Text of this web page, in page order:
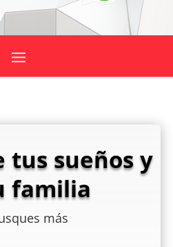
tus sueños y
familia
más